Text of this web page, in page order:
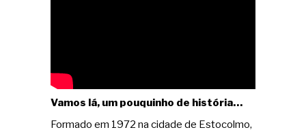
Vamos lá, um pouquinho de história…
Formado em 1972 na cidade de Estocolmo,